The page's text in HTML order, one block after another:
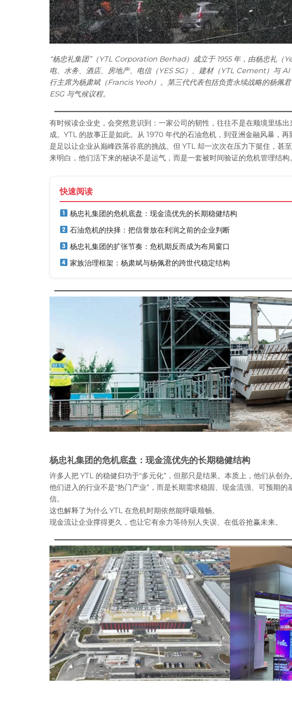
“杨忠礼集团”（YTL Corporation Berhad）成立于 1955 年，由杨忠礼（
电、水务、酒店、房地产、电信（YES 5G）、建材（YTL Cement）与
行主席为杨肃斌（Francis Yeoh）。第三代代表包括负责永续战略的杨佩
ESG 与气候议程。
有时候读企业史，会突然意识到：一家公司的韧性，往往不是在顺境里练
成。YTL 的故事正是如此。从 1970 年代的石油危机，到亚洲金融风暴，
是足以让企业从巅峰跌落谷底的挑战。但 YTL 却一次次在压力下挺住，甚
来明白，他们活下来的秘诀不是运气，而是一套被时间验证的危机管理结构。
快速阅读
杨忠礼集团的危机底盘：现金流优先的长期稳健结构
石油危机的抉择：把信誉放在利润之前的企业判断
杨忠礼集团的扩张节奏：危机期反而成为布局窗口
家族治理框架：杨肃斌与杨佩君的跨世代稳定结构
杨忠礼集团的危机底盘：现金流优先的长期稳健结构
许多人把 YTL 的稳健归功于“多元化”，但那只是结果。本质上，他们从创办
他们进入的行业不是“热门产业”，而是长期需求稳固、现金流强、可预期
信。
这也解释了为什么 YTL 在危机时期依然能呼吸顺畅。
现金流让企业撑得更久，也让它有余力等待别人失误、在低谷抢赢未来。